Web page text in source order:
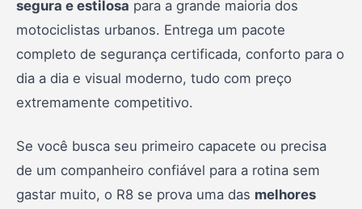
segura e estilosa para a grande maioria dos
motociclistas urbanos. Entrega um pacote
completo de segurança certificada, conforto para o
dia a dia e visual moderno, tudo com preço
extremamente competitivo.
Se você busca seu primeiro capacete ou precisa
de um companheiro confiável para a rotina sem
gastar muito, o R8 se prova uma das melhores